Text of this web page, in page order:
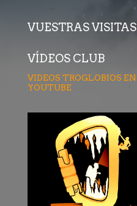
VUESTRAS VISITAS
VÍDEOS CLUB
VIDEOS TROGLOBIOS EN
YOUTUBE